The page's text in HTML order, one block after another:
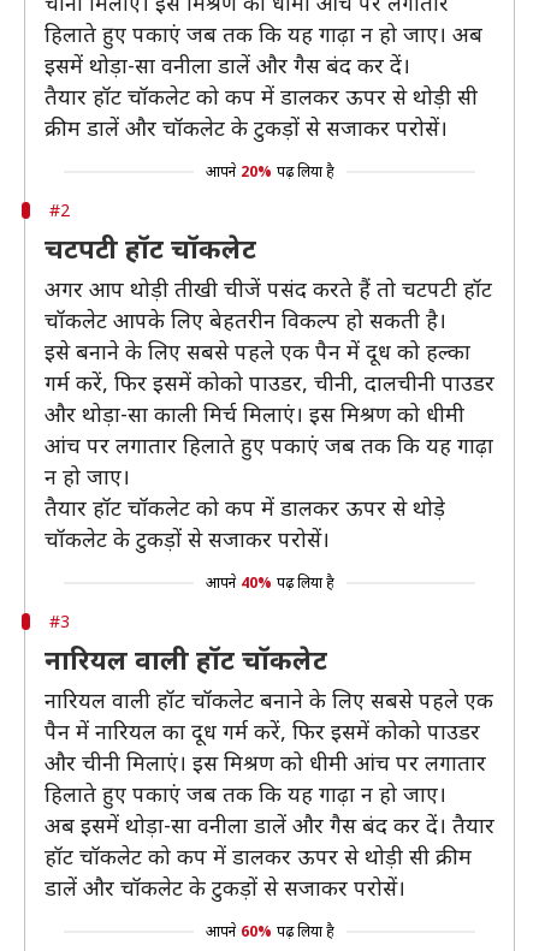
हिलाते हुए पकाएं जब तक कि यह गाढ़ा न हो जाए। अब
इसमें थोड़ा-सा वनीला डालें और गैस बंद कर दें।
तैयार हॉट चॉकलेट को कप में डालकर ऊपर से थोड़ी सी
क्रीम डालें और चॉकलेट के टुकड़ों से सजाकर परोसें।
आपने 20% पढ़ लिया है
#2
चटपटी हॉट चॉकलेट
अगर आप थोड़ी तीखी चीजें पसंद करते हैं तो चटपटी हॉट
चॉकलेट आपके लिए बेहतरीन विकल्प हो सकती है।
इसे बनाने के लिए सबसे पहले एक पैन में दूध को हल्का
गर्म करें, फिर इसमें कोको पाउडर, चीनी, दालचीनी पाउडर
और थोड़ा-सा काली मिर्च मिलाएं। इस मिश्रण को धीमी
आंच पर लगातार हिलाते हुए पकाएं जब तक कि यह गाढ़ा
न हो जाए।
तैयार हॉट चॉकलेट को कप में डालकर ऊपर से थोड़े
चॉकलेट के टुकड़ों से सजाकर परोसें।
आपने 40% पढ़ लिया है
#3
नारियल वाली हॉट चॉकलेट
नारियल वाली हॉट चॉकलेट बनाने के लिए सबसे पहले एक
पैन में नारियल का दूध गर्म करें, फिर इसमें कोको पाउडर
और चीनी मिलाएं। इस मिश्रण को धीमी आंच पर लगातार
हिलाते हुए पकाएं जब तक कि यह गाढ़ा न हो जाए।
अब इसमें थोड़ा-सा वनीला डालें और गैस बंद कर दें। तैयार
हॉट चॉकलेट को कप में डालकर ऊपर से थोड़ी सी क्रीम
डालें और चॉकलेट के टुकड़ों से सजाकर परोसें।
आपने 60% पढ़ लिया है